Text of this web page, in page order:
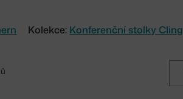
Kolekce: Konferenční stolky Cling